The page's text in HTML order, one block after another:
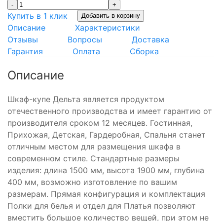
- +
Купить в 1 клик Добавить в корзину
Описание
Характеристики
Отзывы
Вопросы
Доставка
Гарантия
Оплата Сборка
Описание
Шкаф-купе Дельта является продуктом
отечественного производства и имеет гарантию от
производителя сроком 12 месяцев. Гостинная,
Прихожая, Детская, Гардеробная, Спальня станет
отличным местом для размещения шкафа в
современном стиле. Стандартные размеры
изделия: длина 1500 мм, высота 1900 мм, глубина
400 мм, возможно изготовление по вашим
размерам. Прямая конфигурация и комплектация
Полки для белья и отдел для Платья позволяют
вместить большое количество вещей, при этом не